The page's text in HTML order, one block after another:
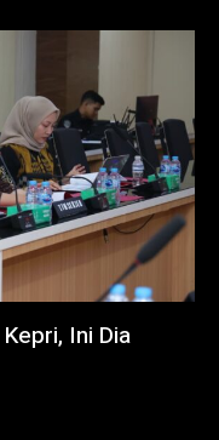
Ini Dia